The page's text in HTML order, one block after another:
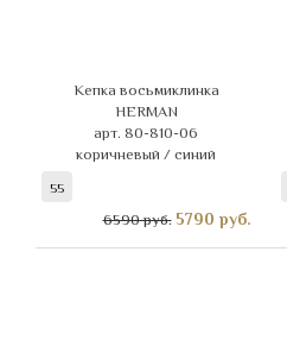
Кепка восьмиклинка
HERMAN
арт. 80-810-06
коричневый / синий
55
6590 руб. 5790 руб.